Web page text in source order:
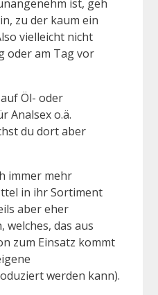
ist, geh
zu der kaum ein
vielleicht nicht
oder am Tag vor
Öl- oder
Analsex o.ä.
du dort aber
immer mehr
in ihr Sortiment
aber eher
welches, das aus
zum Einsatz kommt
werden kann).